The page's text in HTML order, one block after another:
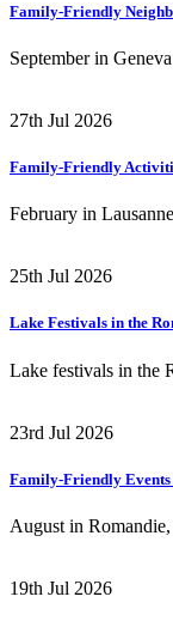
Family-Friendly
September in
27th Jul 2026
Family-Friendly
February in
25th Jul 2026
Lake Festivals in the
Lake festivals in the
23rd Jul 2026
Family-Friendly Events
August in
19th Jul 2026